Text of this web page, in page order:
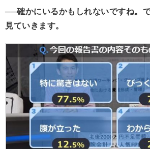
──確かにいるかもしれないですね。
見ていきます。